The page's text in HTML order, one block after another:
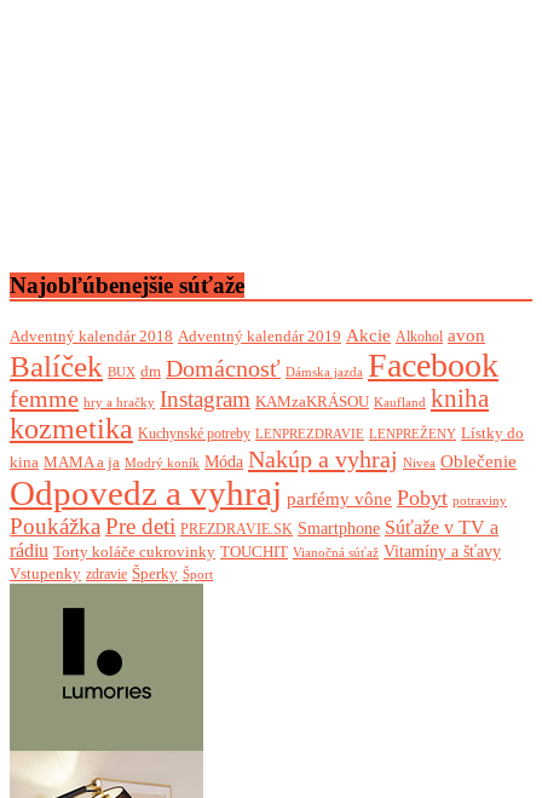
Najobľúbenejšie súťaže
Adventný kalendár 2018 Adventný kalendár 2019 Akcie Alkohol avon
Balíček BUX dm Domácnosť Dámska jazda Facebook
femme hry a hračky Instagram KAMzaKRÁSOU Kaufland kniha
kozmetika Kuchynské potreby LENPREZDRAVIE LENPREŽENY Lístky do
kina MAMA a ja Modrý koník Móda Nakúp a vyhraj Nivea Oblečenie
Odpovedz a vyhraj parfémy vône Pobyt potraviny
Poukážka Pre deti PREZDRAVIE.SK Smartphone Súťaže v TV a
rádiu Torty koláče cukrovinky TOUCHIT Vianočná súťaž Vitamíny a šťavy
Vstupenky zdravie Šperky Šport